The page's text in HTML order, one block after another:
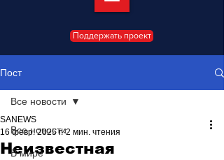
Поддержать проект
Пост
Все новости
В мире
Все новости
Неизвестная
SANEWS
16 февр. 2025 г. 2 мин. чтения